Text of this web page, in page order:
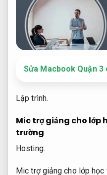
Sửa Macbook Quận
Lập trình.
Mic trợ giảng cho lớp
trường
Hosting.
Mic trợ giảng cho lớp